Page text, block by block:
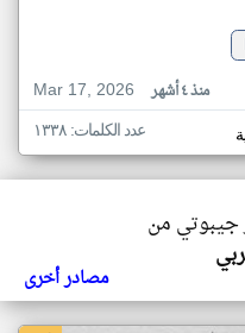
Mar 17, 2026
منذ ٤ أشهر
عدد الكلمات: ١٣٣٨
جيبوتي من
مصادر أخرى